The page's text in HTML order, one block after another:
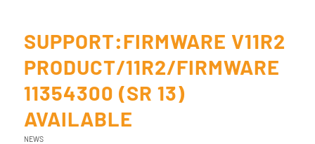
SUPPORT:FIRMWARE V11R2
PRODUCT/11R2/FIRMWARE
11354300 (SR 13)
AVAILABLE
NEWS